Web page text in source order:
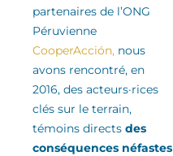
partenaires de l’ONG
Péruvienne
CooperAcción, nous
avons rencontré, en
2016, des acteurs·rices
clés sur le terrain,
témoins directs des
conséquences néfastes